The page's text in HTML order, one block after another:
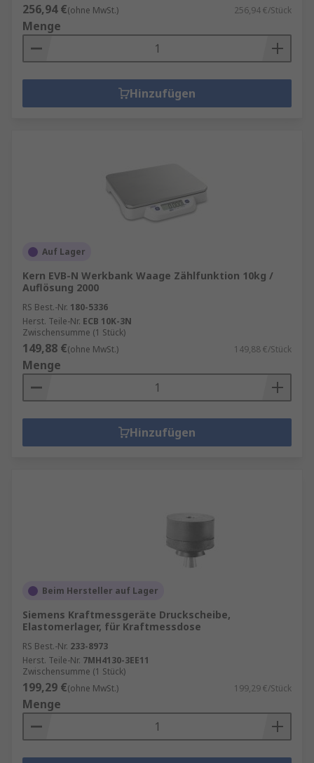
256,94 €(ohne MwSt.) 256,94 €/Stück
Menge
Hinzufügen
Auf Lager
Kern EVB-N Werkbank Waage Zählfunktion 10kg /
Auflösung 2000
RS Best.-Nr. 180-5336
Herst. Teile-Nr. ECB 10K-3N
Zwischensumme (1 Stück)
149,88 €(ohne MwSt.) 149,88 €/Stück
Menge
Hinzufügen
Beim Hersteller auf Lager
Siemens Kraftmessgeräte Druckscheibe,
Elastomerlager, für Kraftmessdose
RS Best.-Nr. 233-8973
Herst. Teile-Nr. 7MH4130-3EE11
Zwischensumme (1 Stück)
199,29 €(ohne MwSt.) 199,29 €/Stück
Menge